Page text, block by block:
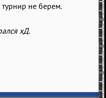
не берем.
хД.